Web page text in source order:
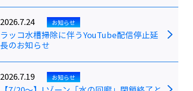
2026.7.24 お知らせ
ラッコ水槽掃除に伴うYouTube配信停止延
長のお知らせ
2026.7.19 お知らせ